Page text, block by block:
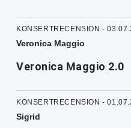
KONSERTRECENSION -
Veronica Maggio
Veronica Maggio 2.0
KONSERTRECENSION -
Sigrid